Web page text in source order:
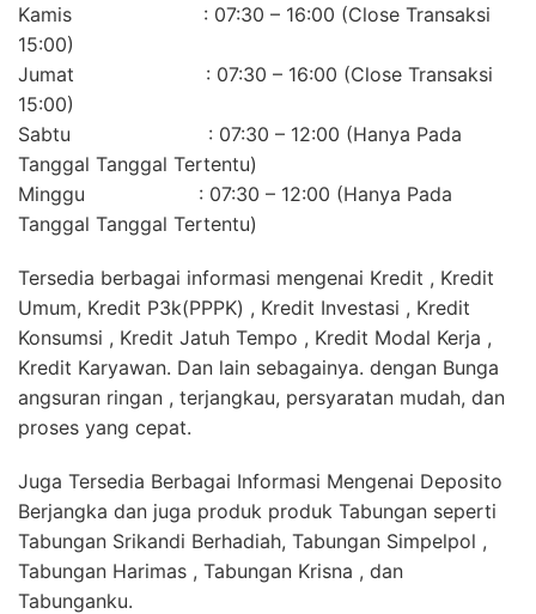
Kamis : 07:30 – 16:00 (Close Transaksi
15:00)
Jumat : 07:30 – 16:00 (Close Transaksi
15:00)
Sabtu : 07:30 – 12:00 (Hanya Pada
Tanggal Tanggal Tertentu)
Minggu : 07:30 – 12:00 (Hanya Pada
Tanggal Tanggal Tertentu)
Tersedia berbagai informasi mengenai Kredit , Kredit
Umum, Kredit P3k(PPPK) , Kredit Investasi , Kredit
Konsumsi , Kredit Jatuh Tempo , Kredit Modal Kerja ,
Kredit Karyawan. Dan lain sebagainya. dengan Bunga
angsuran ringan , terjangkau, persyaratan mudah, dan
proses yang cepat.
Juga Tersedia Berbagai Informasi Mengenai Deposito
Berjangka dan juga produk produk Tabungan seperti
Tabungan Srikandi Berhadiah, Tabungan Simpelpol ,
Tabungan Harimas , Tabungan Krisna , dan
Tabunganku.